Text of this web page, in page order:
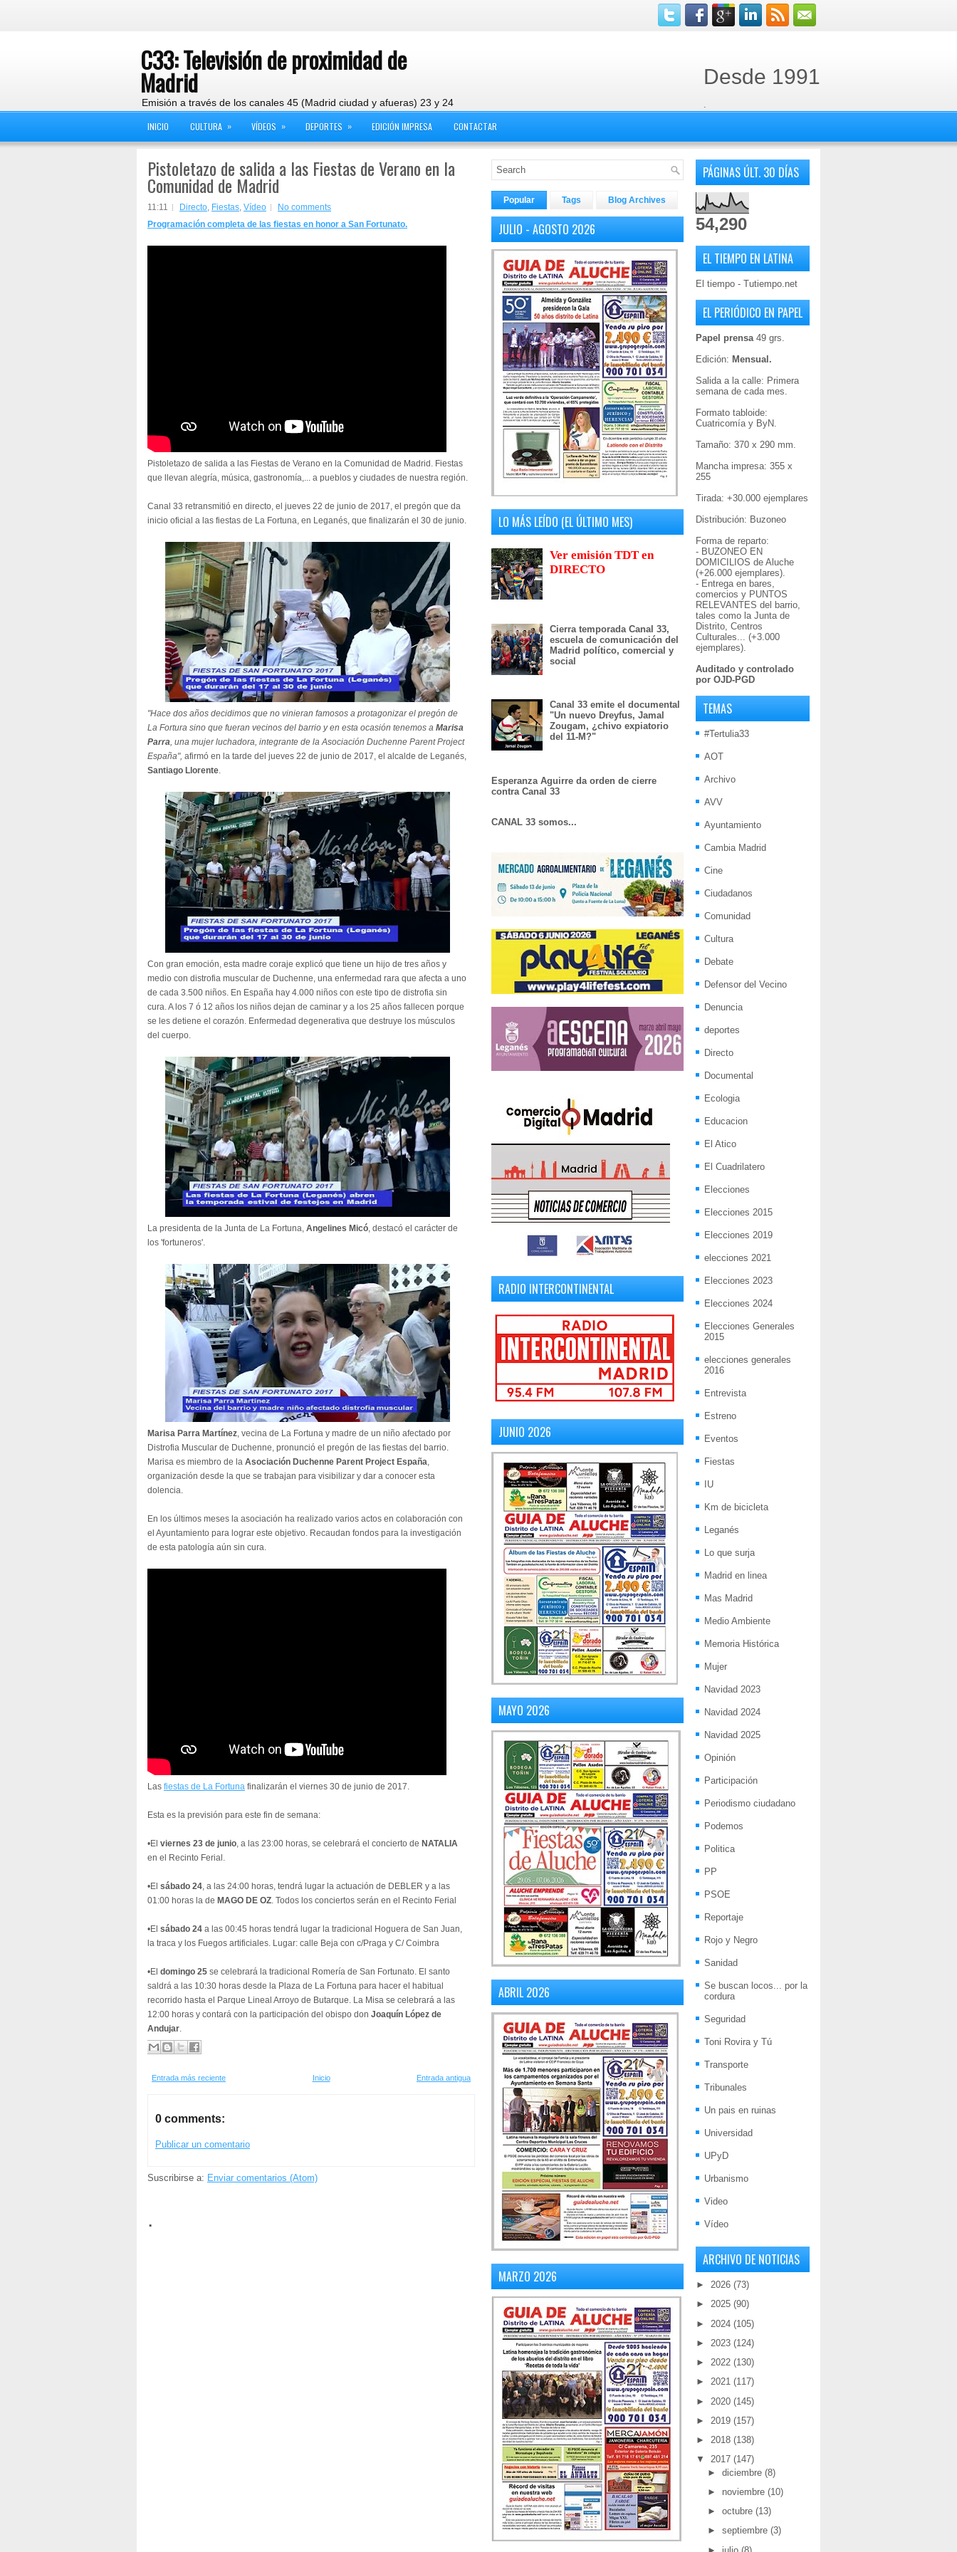
C33: Televisión de proximidad de
Madrid
Emisión a través de los canales 45 (Madrid ciudad y afueras) 23 y 24
Desde 1991
INICIO CULTURA » VÍDEOS » DEPORTES » EDICIÓN IMPRESA CONTACTAR
Pistoletazo de salida a las Fiestas de Verano en la
Comunidad de Madrid
11:11 Directo, Fiestas, Vídeo
No comments
Programación completa de las fiestas en honor a San Fortunato.
Pistoletazo de salida a las Fiestas de Verano en la Comunidad de Madrid. Fiestas
que llevan alegría, música, gastronomía,... a pueblos y ciudades de nuestra región.
Canal 33 retransmitió en directo, el jueves 22 de junio de 2017, el pregón que da
inicio oficial a las fiestas de La Fortuna, en Leganés, que finalizarán el 30 de junio.
"Hace dos años decidimos que no vinieran famosos a protagonizar el pregón de
La Fortura sino que fueran vecinos del barrio y en esta ocasión tenemos a Marisa
Parra, una mujer luchadora, integrante de la Asociación Duchenne Parent Project
España", afirmó en la tarde del jueves 22 de junio de 2017, el alcalde de Leganés,
Santiago Llorente.
Con gran emoción, esta madre coraje explicó que tiene un hijo de tres años y
medio con distrofia muscular de Duchenne, una enfermedad rara que afecta a uno
de cada 3.500 niños. En España hay 4.000 niños con este tipo de distrofia sin
cura. A los 7 ó 12 años los niños dejan de caminar y a los 25 años fallecen porque
se les detiene el corazón. Enfermedad degenerativa que destruye los músculos
del cuerpo.
La presidenta de la Junta de La Fortuna, Angelines Micó, destacó el carácter de
los 'fortuneros'.
Marisa Parra Martínez, vecina de La Fortuna y madre de un niño afectado por
Distrofia Muscular de Duchenne, pronunció el pregón de las fiestas del barrio.
Marisa es miembro de la Asociación Duchenne Parent Project España,
organización desde la que se trabajan para visibilizar y dar a conocer esta
dolencia.
En los últimos meses la asociación ha realizado varios actos en colaboración con
el Ayuntamiento para lograr este objetivo. Recaudan fondos para la investigación
de esta patología aún sin cura.
Las fiestas de La Fortuna finalizarán el viernes 30 de junio de 2017.
Esta es la previsión para este fin de semana:
•El viernes 23 de junio, a las 23:00 horas, se celebrará el concierto de NATALIA
en el Recinto Ferial.
•El sábado 24, a las 24:00 horas, tendrá lugar la actuación de DEBLER y a las
01:00 horas la de MAGO DE OZ. Todos los conciertos serán en el Recinto Ferial
•El sábado 24 a las 00:45 horas tendrá lugar la tradicional Hoguera de San Juan,
la traca y los Fuegos artificiales. Lugar: calle Beja con c/Praga y C/ Coimbra
•El domingo 25 se celebrará la tradicional Romería de San Fortunato. El santo
saldrá a las 10:30 horas desde la Plaza de La Fortuna para hacer el habitual
recorrido hasta el Parque Lineal Arroyo de Butarque. La Misa se celebrará a las
12:00 horas y contará con la participación del obispo don Joaquín López de
Andujar.
Entrada más reciente Entrada antigua
Inicio
0 comments:
Publicar un comentario
Suscribirse a: Enviar comentarios (Atom)
.
Popular Tags Blog Archives
JULIO - AGOSTO 2026
LO MÁS LEÍDO (EL ÚLTIMO MES)
Ver emisión TDT en
DIRECTO
Cierra temporada Canal 33,
escuela de comunicación del
Madrid político, comercial y
social
Canal 33 emite el documental
"Un nuevo Dreyfus, Jamal
Zougam, ¿chivo expiatorio
del 11-M?"
Esperanza Aguirre da orden de cierre
contra Canal 33
CANAL 33 somos...
RADIO INTERCONTINENTAL
JUNIO 2026
MAYO 2026
ABRIL 2026
MARZO 2026
PÁGINAS ÚLT. 30 DÍAS
54,290
EL TIEMPO EN LATINA
El tiempo - Tutiempo.net
EL PERIÓDICO EN PAPEL
Papel prensa49 grs.
Edición: Mensual.
Salida a la calle: Primera
semana de cada mes.
Formato tabloide:
Cuatricomía y ByN.
Tamaño: 370 x 290 mm.
Mancha impresa: 355 x
255
Tirada: +30.000 ejemplares
Distribución: Buzoneo
Forma de reparto:
- BUZONEO EN
DOMICILIOS de Aluche
(+26.000 ejemplares).
- Entrega en bares,
comercios y PUNTOS
RELEVANTES del barrio,
tales como la Junta de
Distrito, Centros
Culturales... (+3.000
ejemplares).
Auditado y controlado
por OJD-PGD
TEMAS
#Tertulia33
AOT
Archivo
AVV
Ayuntamiento
Cambia Madrid
Cine
Ciudadanos
Comunidad
Cultura
Debate
Defensor del Vecino
Denuncia
deportes
Directo
Documental
Ecologia
Educacion
El Atico
El Cuadrilatero
Elecciones
Elecciones 2015
Elecciones 2019
elecciones 2021
Elecciones 2023
Elecciones 2024
Elecciones Generales
2015
elecciones generales
2016
Entrevista
Estreno
Eventos
Fiestas
IU
Km de bicicleta
Leganés
Lo que surja
Madrid en linea
Mas Madrid
Medio Ambiente
Memoria Histórica
Mujer
Navidad 2023
Navidad 2024
Navidad 2025
Opinión
Participación
Periodismo ciudadano
Podemos
Politica
PP
PSOE
Reportaje
Rojo y Negro
Sanidad
Se buscan locos... por la
cordura
Seguridad
Toni Rovira y Tú
Transporte
Tribunales
Un pais en ruinas
Universidad
UPyD
Urbanismo
Video
Vídeo
ARCHIVO DE NOTICIAS
► 2026 (73)
► 2025 (90)
► 2024 (105)
► 2023 (124)
► 2022 (130)
► 2021 (117)
► 2020 (145)
► 2019 (157)
► 2018 (138)
▼
2017 (147)
► diciembre (8)
► noviembre (10)
► octubre (13)
► septiembre (3)
► julio (8)